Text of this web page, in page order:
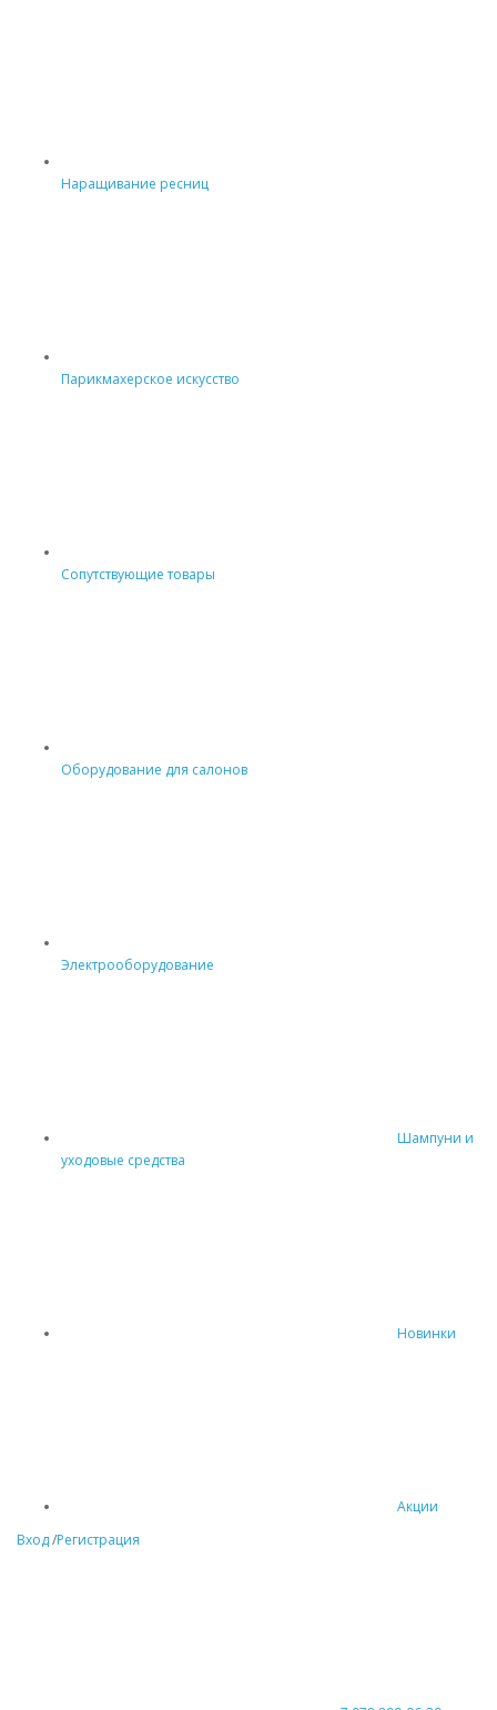
Наращивание ресниц
Парикмахерское искусство
Сопутствующие товары
Оборудование для салонов
Электрооборудование
Шампуни и
уходовые средства
Новинки
Акции
Вход/Регистрация